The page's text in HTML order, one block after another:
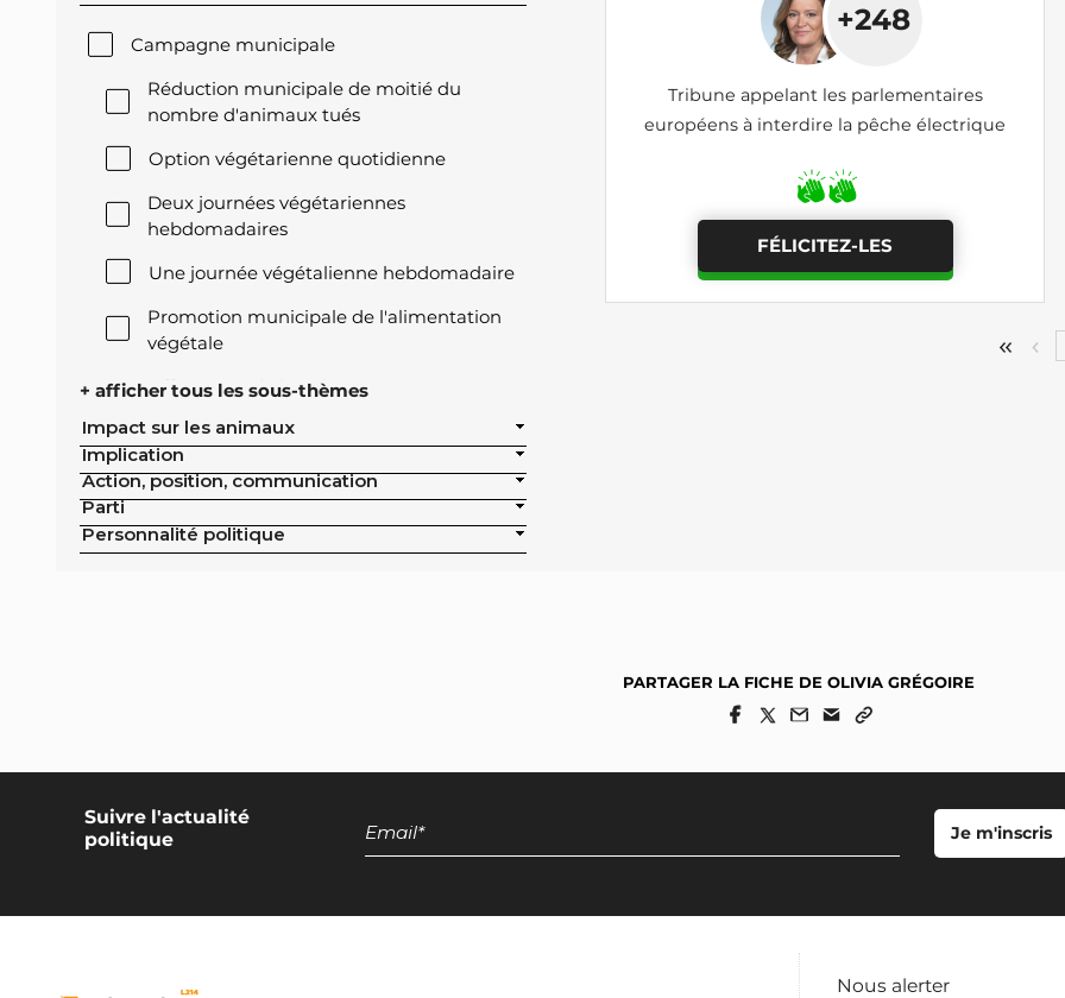
Campagne municipale
Réduction municipale de moitié du
nombre d'animaux tués
Option végétarienne quotidienne
Deux journées végétariennes
hebdomadaires
Une journée végétalienne hebdomadaire
Promotion municipale de l'alimentation
végétale
Offre végétale lors des réceptions
Exclusion de l'élevage intensif des achats
publics de la ville
Exclusion de la pisciculture des achats
publics de la ville
piscicoles
Mesures miroirs sur les produits d’origine
Interdiction des navires de pêche de plus
Interdiction nationale des élevages
+ afficher tous les sous-thèmes
Impact sur les animaux
Implication
Action, position, communication
Parti
Personnalité politique
+248
Tribune appelant les parlementaires
européens à interdire la pêche électrique
FÉLICITEZ-LES
PARTAGER LA FICHE DE OLIVIA GRÉGOIRE
Suivre l'actualité
politique
Nous alerter